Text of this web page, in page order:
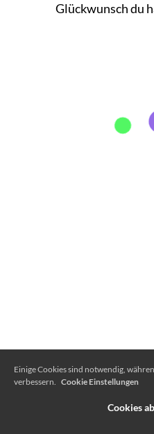
Glückwunsch du
Einige Cookies sind notwendig,
verbessern. Cookie Einstellungen
Cookies